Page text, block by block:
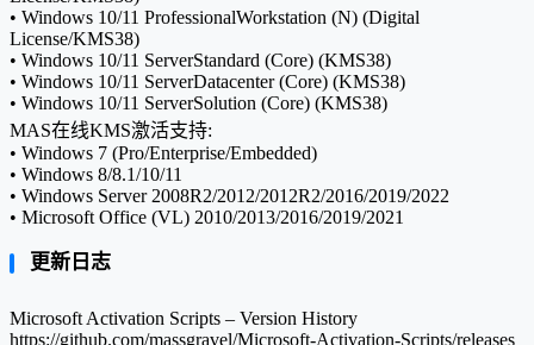
• Windows 10/11 ProfessionalWorkstation (N) (Digital
License/KMS38)
• Windows 10/11 ServerStandard (Core) (KMS38)
• Windows 10/11 ServerDatacenter (Core) (KMS38)
• Windows 10/11 ServerSolution (Core) (KMS38)
MAS在线KMS激活支持:
• Windows 7 (Pro/Enterprise/Embedded)
• Windows 8/8.1/10/11
• Windows Server 2008R2/2012/2012R2/2016/2019/2022
• Microsoft Office (VL) 2010/2013/2016/2019/2021
更新日志
Microsoft Activation Scripts – Version History
https://github.com/massgravel/Microsoft-Activation-Scripts/releases